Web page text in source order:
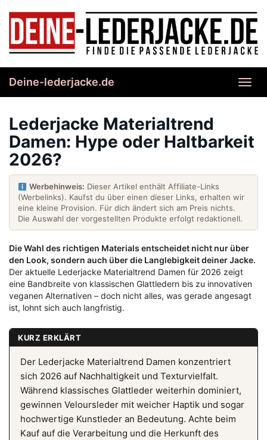
content
Deine-lederjacke.de
Lederjacke Materialtrend
Damen: Hype oder Haltbarkeit
2026?
Werbehinweis: Dieser Artikel enthält Affiliate-Links
(Werbelinks). Kaufst du über einen dieser Links, erhalten wir
eine kleine Provision. Für dich ändert sich am Preis nichts.
Die Auswahl der vorgestellten Produkte erfolgt redaktionell.
Die Wahl des richtigen Materials entscheidet nicht nur über
den Look, sondern auch über die Langlebigkeit deiner Jacke.
Der aktuelle Lederjacke Materialtrend Damen für 2026 zeigt
eine Bandbreite von klassischen Glattledern bis zu innovativen
veganen Alternativen – doch nicht alles, was gerade angesagt
ist, lohnt sich auch langfristig.
KURZ ERKLÄRT
Der Lederjacke Materialtrend Damen konzentriert
sich 2026 auf Nachhaltigkeit und Texturvielfalt.
Während klassisches Glattleder weiterhin dominiert,
gewinnen Veloursleder mit weicher Haptik und sogar
hochwertige Kunstleder an Bedeutung. Achte beim
Kauf auf die Verarbeitung und die Herkunft des